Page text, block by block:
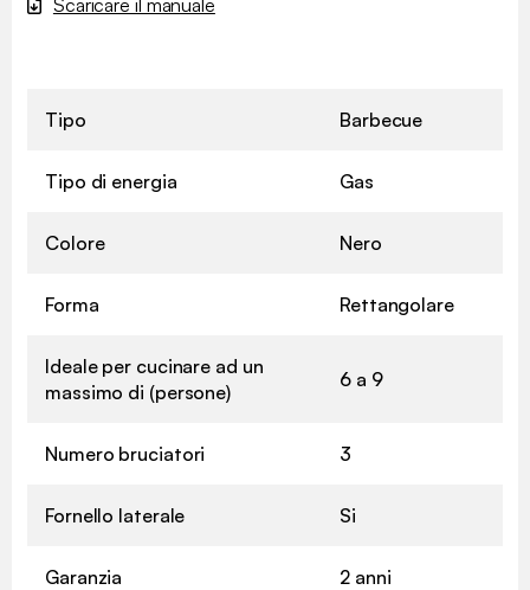
Tipo Barbecue
Tipo di energia Gas
Colore Nero
Forma Rettangolare
Ideale per cucinare ad un
massimo di (persone)
6 a 9
Numero bruciatori 3
Fornello laterale Si
Garanzia 2 anni